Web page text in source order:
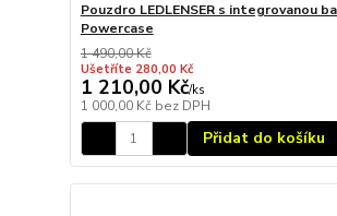
Pouzdro LEDLENSER s integrovanou
Powercase
1 490,00 Kč
Ušetříte 280,00 Kč
1 210,00 Kč/ks
1 000,00 Kč bez DPH
Přidat do košíku